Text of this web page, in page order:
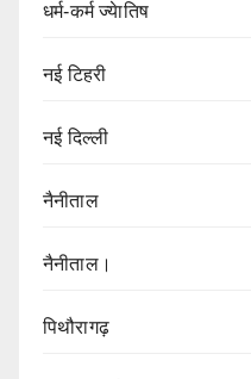
धर्म-कर्म ज्येातिष
नई टिहरी
नई दिल्ली
नैनीताल
नैनीताल।
पिथौरागढ़